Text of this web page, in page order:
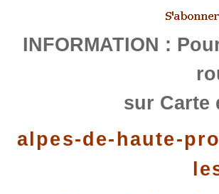
INFORMATION :
sur Carte
alpes-de-haute-